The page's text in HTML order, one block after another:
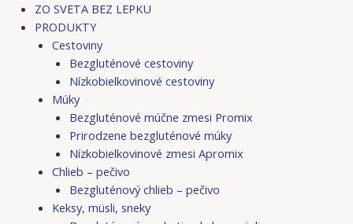
ZO SVETA BEZ LEPKU
PRODUKTY
Cestoviny
Bezgluténové cestoviny
Nízkobielkovinové cestoviny
Múky
Bezgluténové múčne zmesi Promix
Prirodzene bezgluténové múky
Nízkobielkovinové zmesi Apromix
Chlieb – pečivo
Bezgluténový chlieb – pečivo
Keksy, müsli, sneky